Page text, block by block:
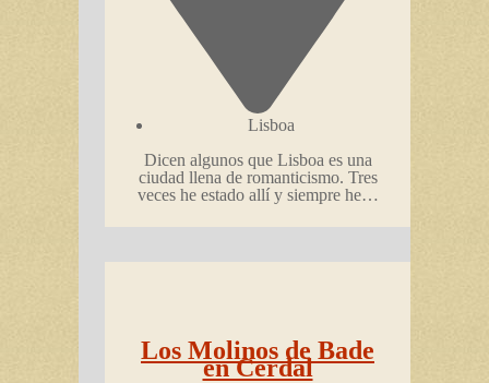
Lisboa
Dicen algunos que Lisboa es una
ciudad llena de romanticismo. Tres
veces he estado allí y siempre he…
Los Molinos de Bade
en Cerdal